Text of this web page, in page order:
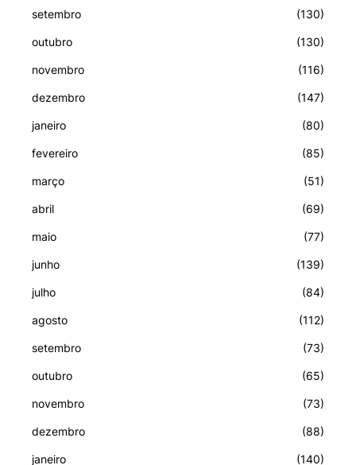
setembro (130)
outubro (130)
novembro (116)
dezembro (147)
janeiro (80)
fevereiro (85)
março (51)
abril (69)
maio (77)
junho (139)
julho (84)
agosto (112)
setembro (73)
outubro (65)
novembro (73)
dezembro (88)
janeiro (140)